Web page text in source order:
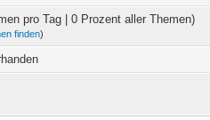
pro Tag | 0 Prozent aller Themen)
finden)